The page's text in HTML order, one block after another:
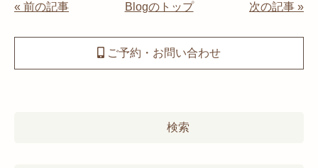
« 前の記事 Blogのトップ 次の記事 »
ご予約・お問い合わせ